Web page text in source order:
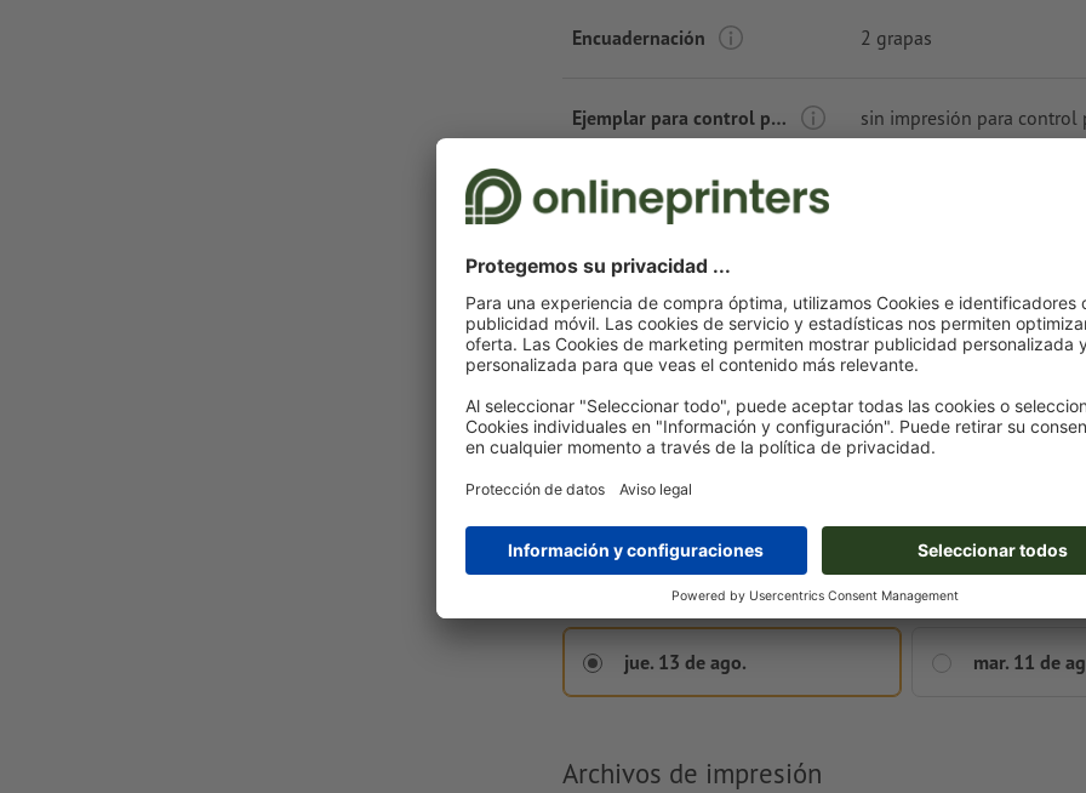
Encuadernación 2 grapas
Ejemplar para control previo sin impresión para control
Prueba de color de portada
Con agujeros
Agrupación sin agrupación
Comprobación de datos sin comprobación de datos
Fecha estimada de entrega (Envío estándar)
Indicación de archivos de impresión hasta hoy 12:00
jue. 13 de ago. mar. 11 de
Archivos de impresión